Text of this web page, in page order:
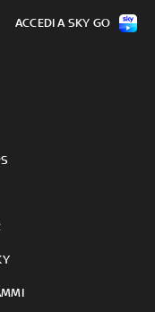
ACCEDI A SKY GO